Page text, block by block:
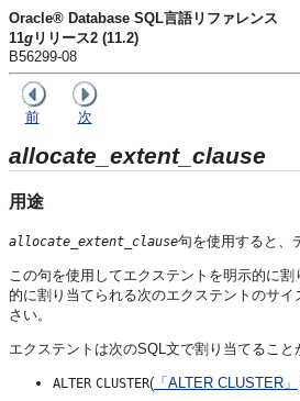
Oracle® Database SQL言語リファレンス
11g リリース2 (11.2)
B56299-08
前 次
allocate_extent_clause
用途
allocate_extent_clause句を使用すると、
この句を使用してエクステントを明示的に割
的に割り当てられる次のエクステントのサイ
さい。
エクステントは次のSQL文で割り当てること
ALTER CLUSTER( 「ALTER CLUSTER」